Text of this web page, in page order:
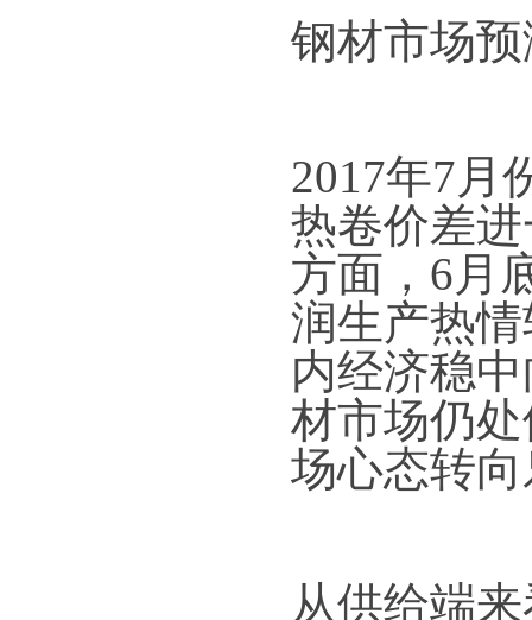
钢材市场
2017年7月
热卷价差
方面，6月
润生产热
内经济稳
材市场仍
场心态转
从供给端